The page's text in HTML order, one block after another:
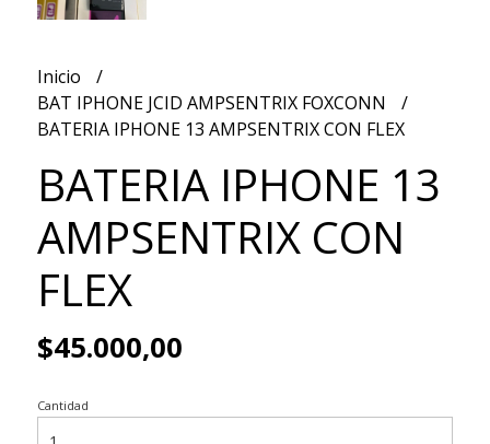
Inicio
BAT IPHONE JCID AMPSENTRIX FOXCONN
BATERIA IPHONE 13 AMPSENTRIX CON FLEX
BATERIA IPHONE 13
AMPSENTRIX CON
FLEX
$45.000,00
Cantidad